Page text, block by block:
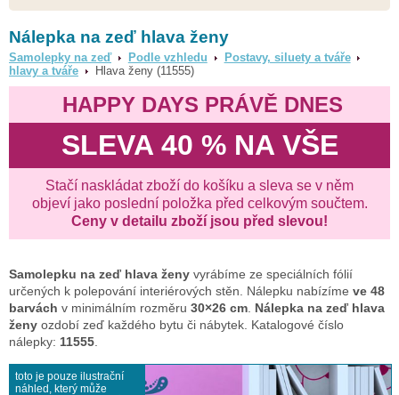
Nálepka na zeď hlava ženy
Samolepky na zeď Podle vzhledu
Postavy, siluety a tváře
hlavy a tváře
Hlava ženy (11555)
HAPPY DAYS PRÁVĚ DNES
SLEVA 40 % NA VŠE
Stačí naskládat zboží do košíku a sleva se v něm
objeví jako poslední položka před celkovým součtem.
Ceny v detailu zboží jsou před slevou!
Samolepku na zeď hlava ženy vyrábíme ze speciálních fólií
určených k polepování interiérových stěn. Nálepku nabízíme ve 48
barvách v minimálním rozměru 30×26 cm Nálepka na zeď hlava
ženy ozdobí zeď každého bytu či nábytek. Katalogové číslo
nálepky: 11555
toto je pouze ilustrační
náhled, který může